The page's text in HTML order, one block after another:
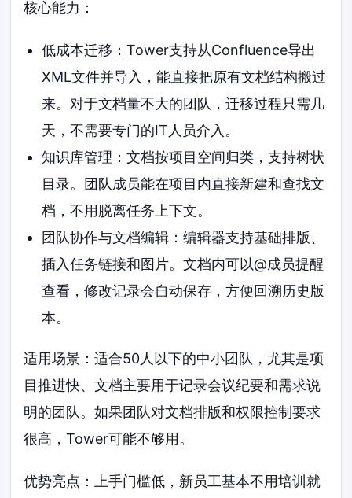
核心能力：
低成本迁移：Tower支持从Confluence导出
XML文件并导入，能直接把原有文档结构搬过
来。对于文档量不大的团队，迁移过程只需几
天，不需要专门的IT人员介入。
知识库管理：文档按项目空间归类，支持树状
目录。团队成员能在项目内直接新建和查找文
档，不用脱离任务上下文。
团队协作与文档编辑：编辑器支持基础排版、
插入任务链接和图片。文档内可以@成员提醒
查看，修改记录会自动保存，方便回溯历史版
本。
适用场景：适合50人以下的中小团队，尤其是项
目推进快、文档主要用于记录会议纪要和需求说
明的团队。如果团队对文档排版和权限控制要求
很高，Tower可能不够用。
优势亮点：上手门槛低，新员工基本不用培训就